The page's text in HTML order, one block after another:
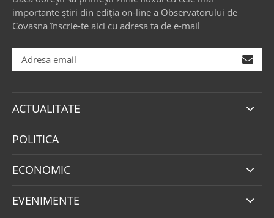
importante știri din ediția on-line a Observatorului de
Covasna înscrie-te aici cu adresa ta de e-mail
ACTUALITATE
POLITICA
ECONOMIC
EVENIMENTE